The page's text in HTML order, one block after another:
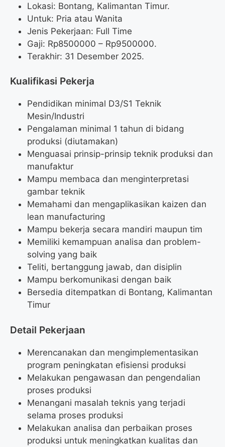
Lokasi: Bontang, Kalimantan Timur.
Untuk: Pria atau Wanita
Jenis Pekerjaan: Full Time
Gaji: Rp8500000 – Rp9500000.
Terakhir: 31 Desember 2025.
Kualifikasi Pekerja
Pendidikan minimal D3/S1 Teknik
Mesin/Industri
Pengalaman minimal 1 tahun di bidang
produksi (diutamakan)
Menguasai prinsip-prinsip teknik produksi dan
manufaktur
Mampu membaca dan menginterpretasi
gambar teknik
Memahami dan mengaplikasikan kaizen dan
lean manufacturing
Mampu bekerja secara mandiri maupun tim
Memiliki kemampuan analisa dan problem-
solving yang baik
Teliti, bertanggung jawab, dan disiplin
Mampu berkomunikasi dengan baik
Bersedia ditempatkan di Bontang, Kalimantan
Timur
Detail Pekerjaan
Merencanakan dan mengimplementasikan
program peningkatan efisiensi produksi
Melakukan pengawasan dan pengendalian
proses produksi
Menangani masalah teknis yang terjadi
selama proses produksi
Melakukan analisa dan perbaikan proses
produksi untuk meningkatkan kualitas dan